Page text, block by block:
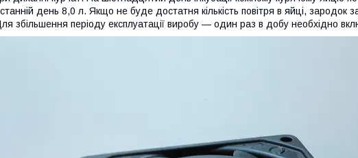
день 8,0 л. Якщо не буде достатня кількість повітря в яйці, зародок
збільшення періоду експлуатації виробу ― один раз в добу необхідно